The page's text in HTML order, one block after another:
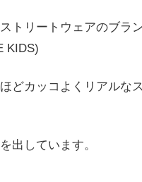
トリートウェアのブラ
KIDS)
どカッコよくリアルな
出しています。